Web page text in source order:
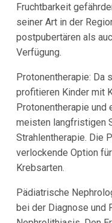
Fruchtbarkeit
seiner Art in der
postpubertären als
Verfügung.
Protonentherapie: Da
profitieren Kinder mit
Protonentherapie und
meisten langfristigen
Strahlentherapie. Die
verlockende Option
Krebsarten.
Pädiatrische
bei der Diagnose und